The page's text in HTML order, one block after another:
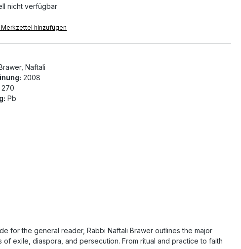
nicht verfügbar
Merkzettel hinzufügen
Naftali
2008
270
Pb
for the general reader, Rabbi Naftali Brawer outlines the major
exile, diaspora, and persecution. From ritual and practice to faith